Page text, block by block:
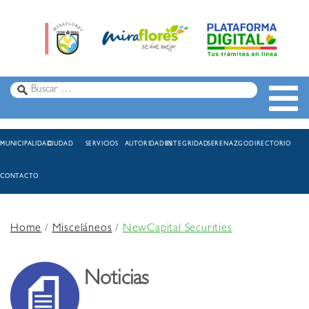
MUNICIPALIDADCIUDAD SERVICIOS AUTORIDADESINTEGRIDADSERENAZGODIRECTORIO
CONTACTO
Home/Misceláneos/NewCapital Securities
Noticias